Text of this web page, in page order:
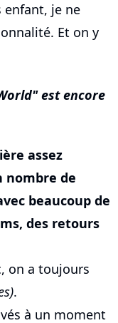
enfant, je ne
Et on y
est encore
assez
nombre de
beaucoup de
des retours
on a toujours
.
à un moment